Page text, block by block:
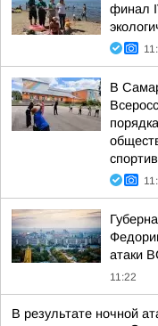
финал
В
атаки
11:22
В результате ночной